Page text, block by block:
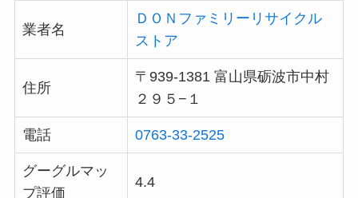
業者名
ＤＯＮファミリーリサイクル
ストア
住所
〒939-1381 富山県砺波市中村
２９５−１
電話 0763-33-2525
グーグルマッ
プ評価
4.4